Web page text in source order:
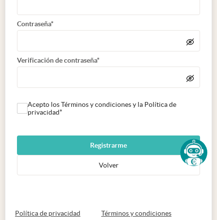
Contraseña*
Verificación de contraseña*
Acepto los Términos y condiciones y la Política de
privacidad*
Registrarme
Volver
Política de privacidad abre en nueva pestaña
Términos y condicionesabre en nueva